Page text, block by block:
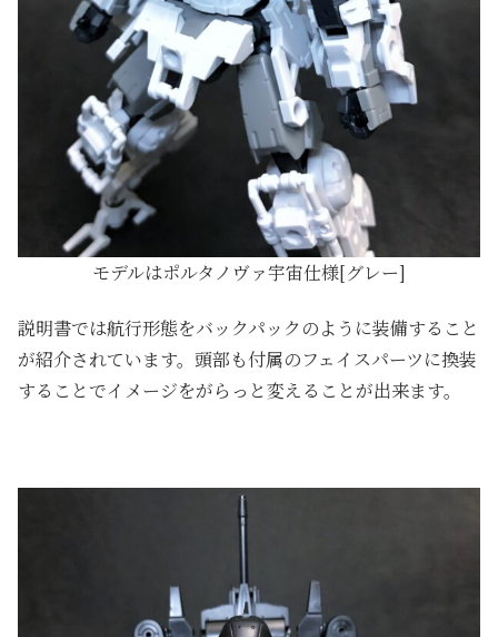
モデルはポルタノヴァ宇宙仕様[グレー]
説明書では航行形態をバックパックのように装備すること
が紹介されています。頭部も付属のフェイスパーツに換装
することでイメージをがらっと変えることが出来ます。